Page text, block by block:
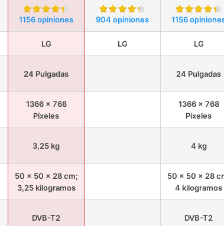
1156 opiniones 904 opiniones 1156
LG LG LG
24 Pulgadas 24 Pulgadas
1366 x 768
Píxeles
1366 x 768
Píxeles
3,25 kg 4 kg
50 x 50 x 28 cm;
3,25 kilogramos
50 x 50 x 28
4 kilogramos
DVB-T2 DVB-T2